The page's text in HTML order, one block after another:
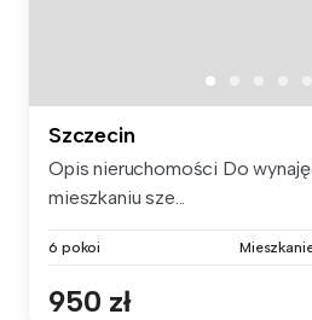
Szczecin
Opis nieruchomości Do
mieszkaniu sze...
6 pokoi
950 zł